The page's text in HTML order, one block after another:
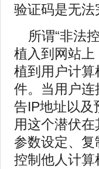
验证码是无法
所谓“非法
植入到网站
植到用户计
件。当用户
告IP地址以及
用这个潜伏
参数设定、
控制他人计